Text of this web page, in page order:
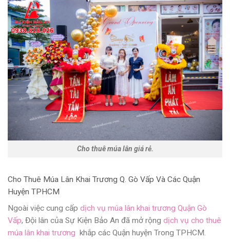
Cho thuê múa lân giá rẻ.
Cho Thuê Múa Lân Khai Trương Q. Gò Vấp Và Các Quận
Huyện TPHCM
Ngoài việc cung cấp dịch vụ múa lân khai trương Quận Gò
Vấp, Đội lân của Sự Kiện Bảo An đã mở rộng dịch vụ cho thuê
múa lân khai trương khắp các Quận huyện Trong TPHCM.